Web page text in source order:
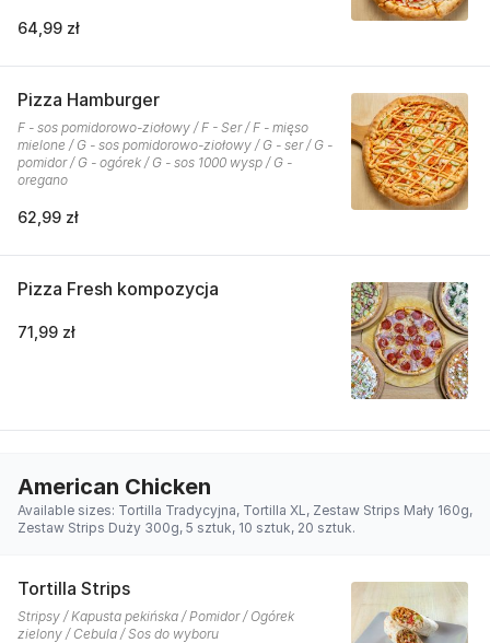
64,99 zł
Pizza Hamburger
F - sos pomidorowo-ziołowy / F - Ser / F - mięso
mielone / G - sos pomidorowo-ziołowy / G - ser / G -
pomidor / G - ogórek / G - sos 1000 wysp / G -
oregano
62,99 zł
Pizza Fresh kompozycja
71,99 zł
American Chicken
Available sizes: Tortilla Tradycyjna, Tortilla XL, Zestaw Strips Mały 160g,
Zestaw Strips Duży 300g, 5 sztuk, 10 sztuk, 20 sztuk.
Tortilla Strips
Stripsy / Kapusta pekińska / Pomidor / Ogórek
zielony / Cebula / Sos do wyboru